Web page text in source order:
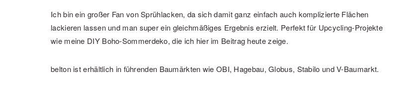
Ich bin ein großer Fan von Sprühlacken, da sich damit ganz einfach auch komplizierte Flächen
lackieren lassen und man super ein gleichmäßiges Ergebnis erzielt. Perfekt für Upcycling-Projekte
wie meine DIY Boho-Sommerdeko, die ich hier im Beitrag heute zeige.
belton ist erhältlich in führenden Baumärkten wie OBI, Hagebau, Globus, Stabilo und V-Baumarkt.